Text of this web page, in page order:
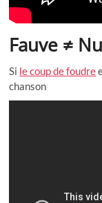
Fauve ≠
Si le coup de foudre
chanson